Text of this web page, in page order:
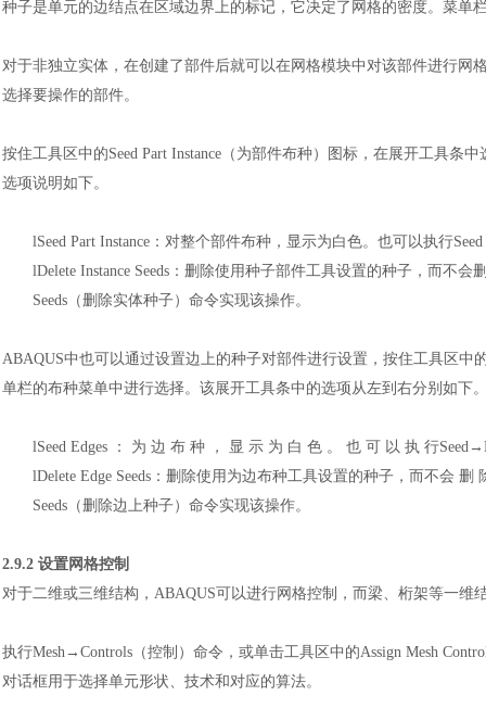
种子是单元的边结点在区域边界上的标记，它决定了网格的密度。菜单
对于非独立实体，在创建了部件后就可以在网格模块中对该部件进行
选择要操作的部件。
按住工具区中的Seed Part Instance（为部件布种）图标，在展开工具条
选项说明如下。
lSeed Part Instance：对整个部件布种，显示为白色。也可以执行
lDelete Instance Seeds：删除使用种子部件工具设置的种子，而不
Seeds（删除实体种子）命令实现该操作。
ABAQUS中也可以通过设置边上的种子对部件进行设置，按住工具区中
单栏的布种菜单中进行选择。该展开工具条中的选项从左到右分别如下
lSeed Edges ： 为 边 布 种 ， 显 示 为 白 色 。 也 可 以 执 行
lDelete Edge Seeds：删除使用为边布种工具设置的种子，而不会
Seeds（删除边上种子）命令实现该操作。
2.9.2 设置网格控制
对于二维或三维结构， ABAQUS可以进行网格控制，而梁、桁架等一维
执行Mesh→Controls（控制）命令，或单击工具区中的Assign Mesh
对话框用于选择单元形状、技术和对应的算法。